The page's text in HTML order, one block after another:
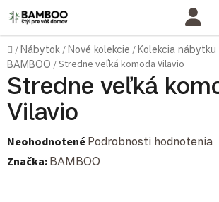
Prejsť na obsah
Domov
/Nábytok /Nové kolekcie /Kolekcia nábytku
BAMBOO /Stredne veľká komoda Vilavio
Stredne veľká
Vilavio
Priemerné hodnotenie produktu je 0,0 z 5
Neohodnotené Podrobnosti hodnotenia
Značka: BAMBOO